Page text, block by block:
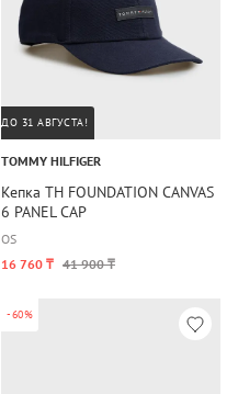
ДО 31 АВГУСТА!
TOMMY HILFIGER
Кепка TH FOUNDATION CANVAS
6 PANEL CAP
OS
16 760 ₸ 41 900 ₸
-60%